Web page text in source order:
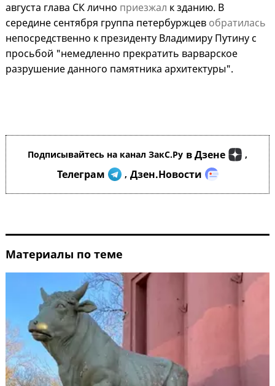
августа глава СК лично приезжал к зданию. В
середине сентября группа петербуржцев обратилась
непосредственно к президенту Владимиру Путину с
просьбой "немедленно прекратить варварское
разрушение данного памятника архитектуры".
Подписывайтесь на канал ЗакС.Ру в Дзене ,
Телеграм , Дзен.Новости
Материалы по теме